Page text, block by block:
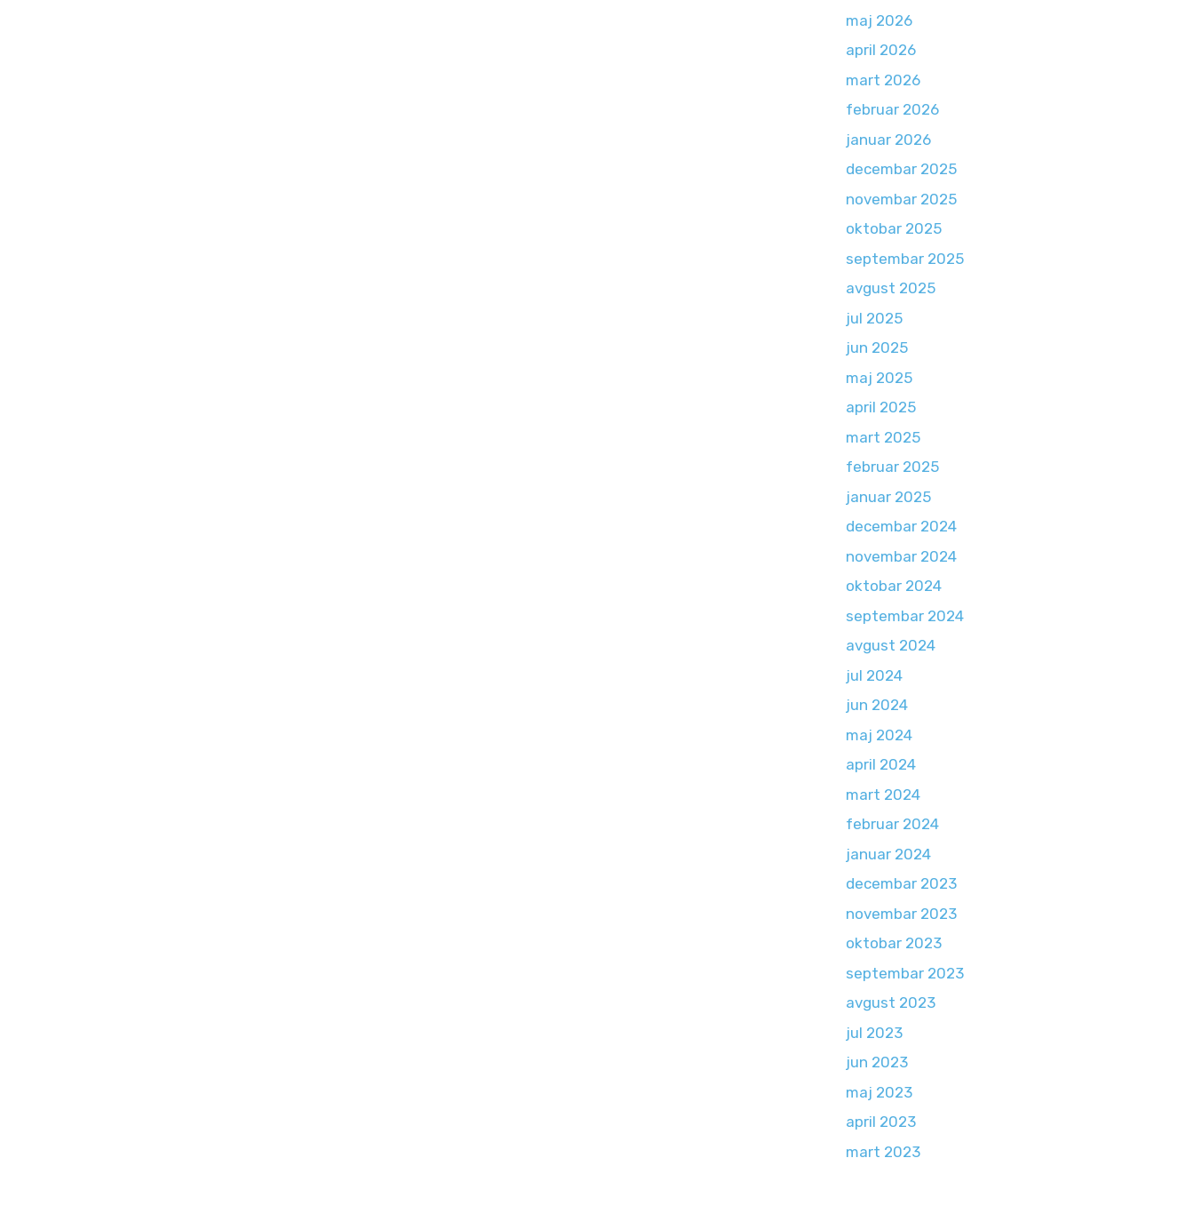
maj 2026
april 2026
mart 2026
februar 2026
januar 2026
decembar 2025
novembar 2025
oktobar 2025
septembar 2025
avgust 2025
jul 2025
jun 2025
maj 2025
april 2025
mart 2025
februar 2025
januar 2025
decembar 2024
novembar 2024
oktobar 2024
septembar 2024
avgust 2024
jul 2024
jun 2024
maj 2024
april 2024
mart 2024
februar 2024
januar 2024
decembar 2023
novembar 2023
oktobar 2023
septembar 2023
avgust 2023
jul 2023
jun 2023
maj 2023
april 2023
mart 2023